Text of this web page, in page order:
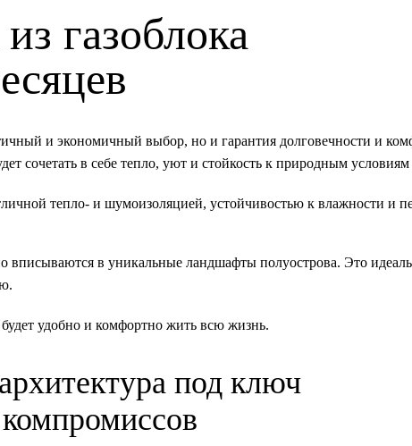
газоблока
и экономичный выбор, но и гарантия долговечности и
сочетать в себе тепло, уют и стойкость к природным условиям
тепло- и шумоизоляцией, устойчивостью к влажности и
вписываются в уникальные ландшафты полуострова. Это
удобно и комфортно жить всю жизнь.
архитектура под ключ